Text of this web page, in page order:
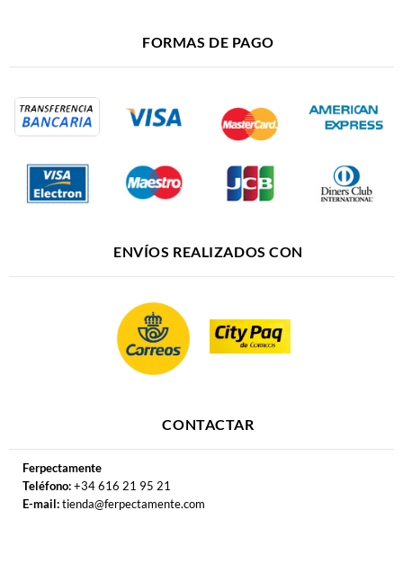
FORMAS DE PAGO
ENVÍOS REALIZADOS CON
CONTACTAR
Ferpectamente
Teléfono:+34 616 21 95 21
E-mail:tienda@ferpectamente.com